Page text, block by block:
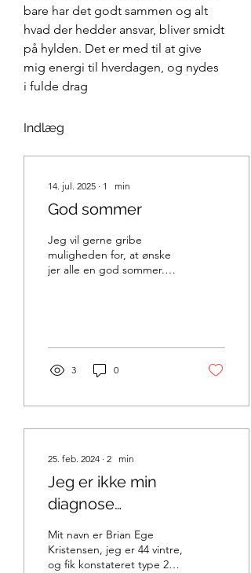
bare har det godt sammen og alt
hvad der hedder ansvar, bliver smidt
på hylden. Det er med til at give
mig energi til hverdagen, og nydes
i fulde drag
Indlæg
14. jul. 2025 ∙ 1 min
God sommer
Jeg vil gerne gribe
muligheden for, at ønske
jer alle en god sommer.
3 0
25. feb. 2024 ∙ 2 min
Jeg er ikke min
diagnose…
Mit navn er Brian Ege
Kristensen, jeg er 44 vintre,
og fik konstateret type 2